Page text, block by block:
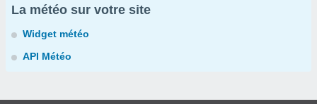
La météo sur votre site
Widget météo
API Météo